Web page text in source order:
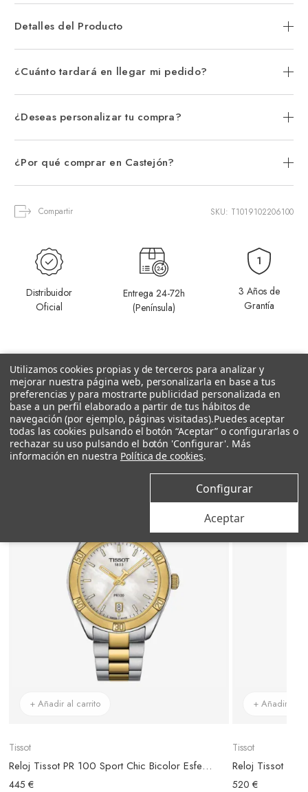
Detalles del Producto
¿Cuánto tardará en llegar mi pedido?
¿Deseas personalizar tu compra?
¿Por qué comprar en Castejón?
Compartir SKU: T1019102206100
Distribuidor
Oficial
Entrega 24-72h
(Península)
3 Años de
Grantía
Productos relacionados
+ Añadir al carrito
Tissot
Reloj Tissot PR 100 Sport Chic Bicolor Esfera Nácar
445 €
+ Añadir al
Tissot
Reloj Tissot PR
520 €
Utilizamos cookies propias y de terceros para analizar y
mejorar nuestra página web, personalizarla en base a tus
preferencias y para mostrarte publicidad personalizada en
base a un perfil elaborado a partir de tus hábitos de
navegación (por ejemplo, páginas visitadas).Puedes aceptar
todas las cookies pulsando el botón “Aceptar” o configurarlas o
rechazar su uso pulsando el botón 'Configurar'. Más
información en nuestra Política de cookies.
Configurar
Aceptar